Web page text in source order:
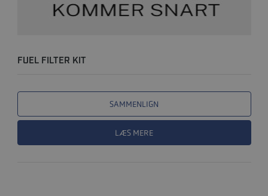
FUEL FILTER KIT
SAMMENLIGN
LÆS MERE